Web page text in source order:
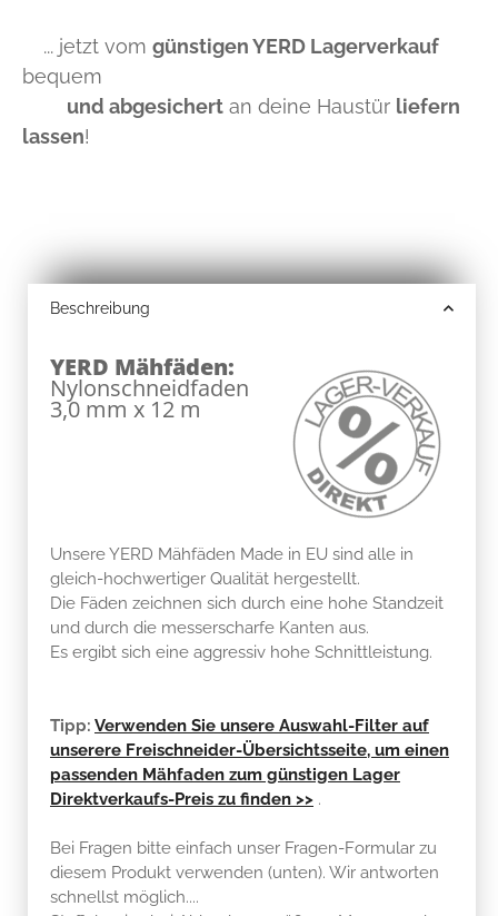
... jetzt vom günstigen YERD Lagerverkauf
bequem
und abgesichert an deine Haustür liefern
lassen!
Beschreibung
YERD Mähfäden:
Nylonschneidfaden
3,0 mm x 12 m
Unsere YERD Mähfäden Made in EU sind alle in
gleich-hochwertiger Qualität hergestellt.
Die Fäden zeichnen sich durch eine hohe Standzeit
und durch die messerscharfe Kanten aus.
Es ergibt sich eine aggressiv hohe Schnittleistung.
Tipp: Verwenden Sie unsere Auswahl-Filter auf
unserere Freischneider-Übersichtsseite, um einen
passenden Mähfaden zum günstigen Lager
Direktverkaufs-Preis zu finden >> .
Bei Fragen bitte einfach unser Fragen-Formular zu
diesem Produkt verwenden (unten). Wir antworten
schnellst möglich....